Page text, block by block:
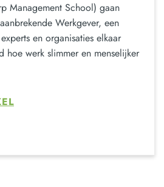
Management School) gaan
Werkgever, een
en organisaties elkaar
hoe werk slimmer en menselijker